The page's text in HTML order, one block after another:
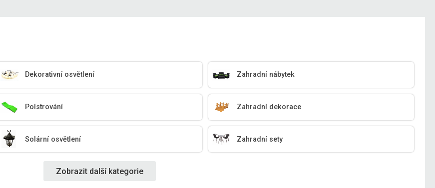
Dekorativní osvětlení Zahradní nábytek
Polstrování Zahradní dekorace
Solární osvětlení Zahradní sety
Zobrazit další kategorie